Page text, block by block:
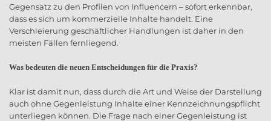
Gegensatz zu den Profilen von Influencern – sofort erkennbar,
dass es sich um kommerzielle Inhalte handelt. Eine
Verschleierung geschäftlicher Handlungen ist daher in den
meisten Fällen fernliegend.
Was bedeuten die neuen Entscheidungen für die Praxis?
Klar ist damit nun, dass durch die Art und Weise der Darstellung
auch ohne Gegenleistung Inhalte einer Kennzeichnungspflicht
unterliegen können. Die Frage nach einer Gegenleistung ist